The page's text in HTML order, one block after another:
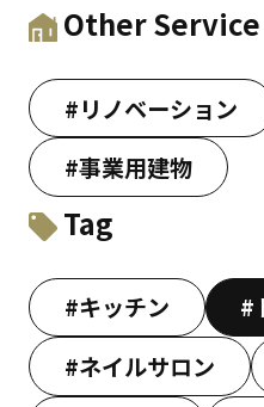
Other
#リノベーション
#事業用建物
Tag
#キッチン
#
#ネイルサロン